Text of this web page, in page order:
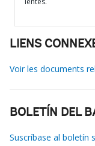
LIENS
Voir les documents
BOLETÍN DEL
Suscríbase al boletín